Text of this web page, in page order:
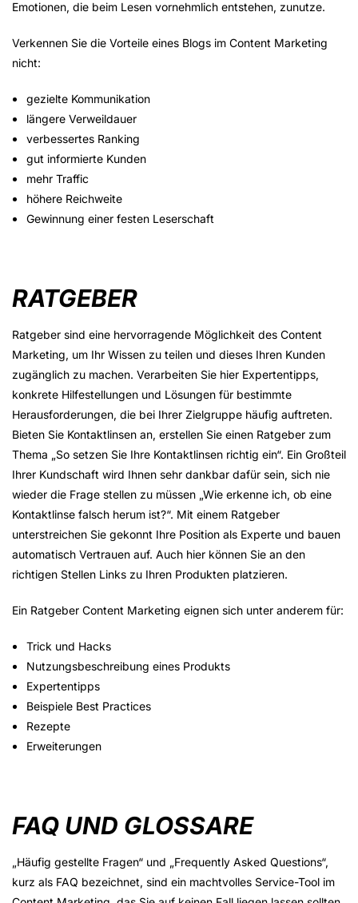
Emotionen, die beim Lesen vornehmlich entstehen, zunutze.
Verkennen Sie die Vorteile eines Blogs im Content Marketing
nicht:
gezielte Kommunikation
längere Verweildauer
verbessertes Ranking
gut informierte Kunden
mehr Traffic
höhere Reichweite
Gewinnung einer festen Leserschaft
RATGEBER
Ratgeber sind eine hervorragende Möglichkeit des Content
Marketing, um Ihr Wissen zu teilen und dieses Ihren Kunden
zugänglich zu machen. Verarbeiten Sie hier Expertentipps,
konkrete Hilfestellungen und Lösungen für bestimmte
Herausforderungen, die bei Ihrer Zielgruppe häufig auftreten.
Bieten Sie Kontaktlinsen an, erstellen Sie einen Ratgeber zum
Thema „So setzen Sie Ihre Kontaktlinsen richtig ein“. Ein Großteil
Ihrer Kundschaft wird Ihnen sehr dankbar dafür sein, sich nie
wieder die Frage stellen zu müssen „Wie erkenne ich, ob eine
Kontaktlinse falsch herum ist?“. Mit einem Ratgeber
unterstreichen Sie gekonnt Ihre Position als Experte und bauen
automatisch Vertrauen auf. Auch hier können Sie an den
richtigen Stellen Links zu Ihren Produkten platzieren.
Ein Ratgeber Content Marketing eignen sich unter anderem für:
Trick und Hacks
Nutzungsbeschreibung eines Produkts
Expertentipps
Beispiele Best Practices
Rezepte
Erweiterungen
FAQ UND GLOSSARE
„Häufig gestellte Fragen“ und „Frequently Asked Questions“,
kurz als FAQ bezeichnet, sind ein machtvolles Service-Tool im